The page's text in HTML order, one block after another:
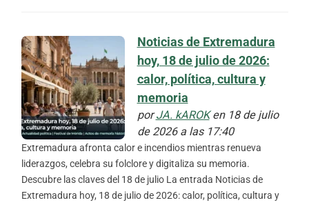
Noticias de Extremadura
hoy, 18 de julio de 2026:
calor, política, cultura y
memoria
porJA. kAROKen 18 de julio
de 2026 a las 17:40
Extremadura afronta calor e incendios mientras renueva
liderazgos, celebra su folclore y digitaliza su memoria.
Descubre las claves del 18 de julio La entrada Noticias de
Extremadura hoy, 18 de julio de 2026: calor, política, cultura y